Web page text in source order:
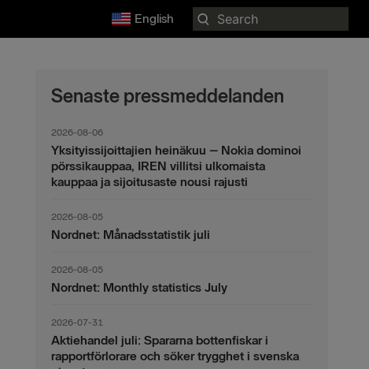
English
Search
for:
Senaste pressmeddelanden
2026-08-06
Yksityissijoittajien heinäkuu – Nokia dominoi
pörssikauppaa, IREN villitsi ulkomaista
kauppaa ja sijoitusaste nousi rajusti
2026-08-05
Nordnet: Månadsstatistik juli
2026-08-05
Nordnet: Monthly statistics July
2026-07-31
Aktiehandel juli: Spararna bottenfiskar i
rapportförlorare och söker trygghet i svenska